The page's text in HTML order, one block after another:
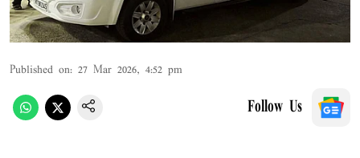
Published on: 27 Mar 2026, 4:52 pm
Follow Us